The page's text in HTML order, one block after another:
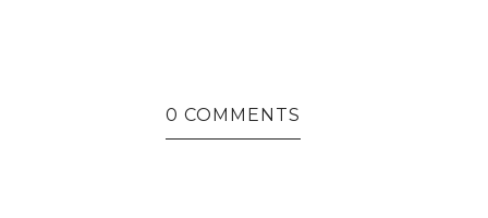
0 COMMENTS